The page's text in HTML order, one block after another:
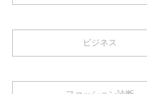
ビジネス